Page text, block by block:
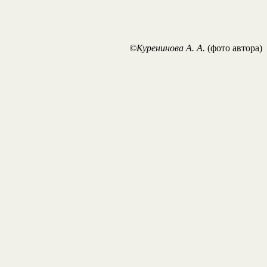
©Куренинова А. А. (фото автора)